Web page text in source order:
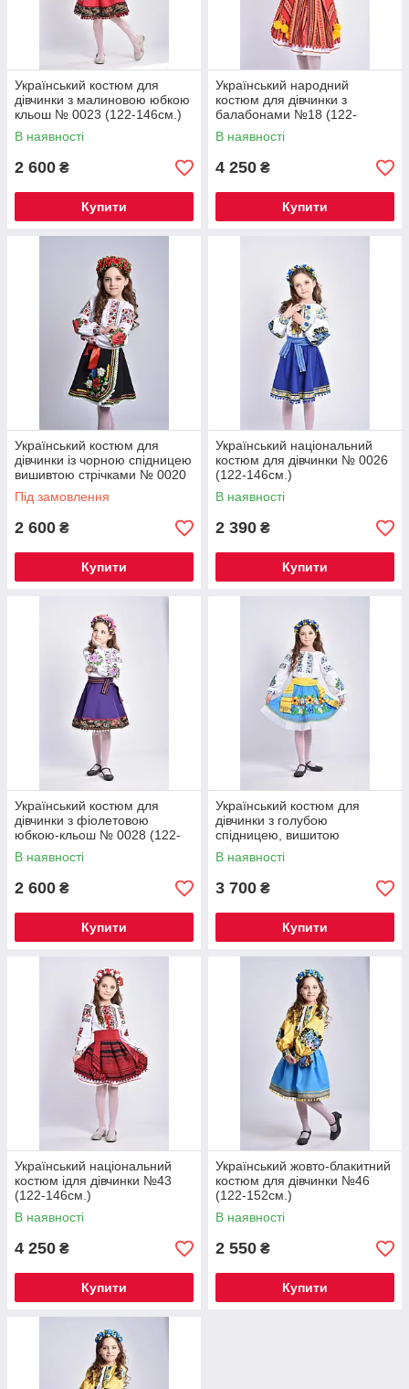
Український костюм для
дівчинки з малиновою юбкою
кльош № 0023 (122-146см.)
В наявності
2 600 ₴
Купити
Український народний
костюм для дівчинки з
балабонами №18 (122-
152см.)
В наявності
4 250 ₴
Купити
Український костюм для
дівчинки із чорною спідницею
вишивтою стрічками № 0020
(122-146см.)
Під замовлення
2 600 ₴
Купити
Український національний
костюм для дівчинки № 0026
(122-146см.)
В наявності
2 390 ₴
Купити
Український костюм для
дівчинки з фіолетовою
юбкою-кльош № 0028 (122-
146см.)
В наявності
2 600 ₴
Купити
Український костюм для
дівчинки з голубою
спідницею, вишитою
стрічками №32 (122-152см.)
В наявності
3 700 ₴
Купити
Український національний
костюм ідля дівчинки №43
(122-146см.)
В наявності
4 250 ₴
Купити
Український жовто-блакитний
костюм для дівчинки №46
(122-152см.)
В наявності
2 550 ₴
Купити